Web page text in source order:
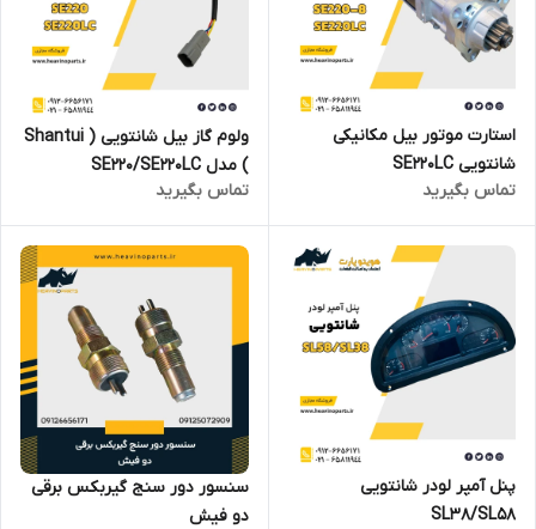
استارت موتور بیل مکانیکی
شانتویی SE220LC
تماس بگیرید
ولوم گاز بیل شانتویی ( Shantui
) مدل SE220/SE220LC
تماس بگیرید
پنل آمپر لودر شانتویی
SL38/SL58
سنسور دور سنج گیربکس برقی
دو فیش